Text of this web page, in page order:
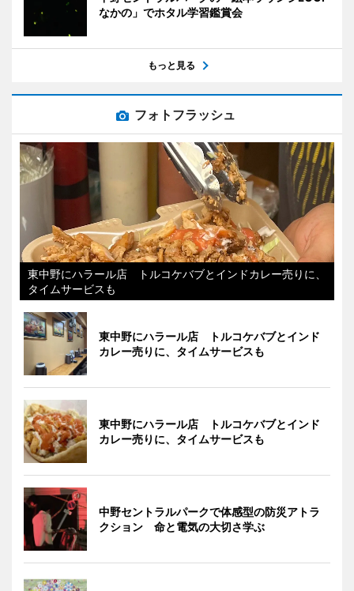
なかの」でホタル学習鑑賞会
もっと見る
フォトフラッシュ
東中野にハラール店 トルコケバブとインドカレー売りに、
タイムサービスも
東中野にハラール店 トルコケバブとインド
カレー売りに、タイムサービスも
東中野にハラール店 トルコケバブとインド
カレー売りに、タイムサービスも
中野セントラルパークで体感型の防災アトラ
クション 命と電気の大切さ学ぶ